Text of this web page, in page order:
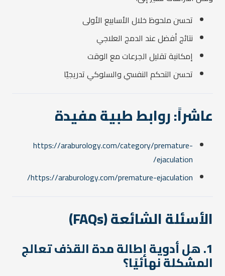
تحسن ملحوظ خلال الأسابيع الأولى
نتائج أفضل عند الدمج العلاجي
إمكانية تقليل الجرعات مع الوقت
تحسن التحكم النفسي والسلوكي تدريجيًا
عاشراً: روابط طبية مفيدة
https://araburology.com/category/premature-
ejaculation/
https://araburology.com/premature-ejaculation/
الأسئلة الشائعة (FAQs)
1. هل أدوية إطالة مدة القذف تعالج
المشكلة نهائيًا؟